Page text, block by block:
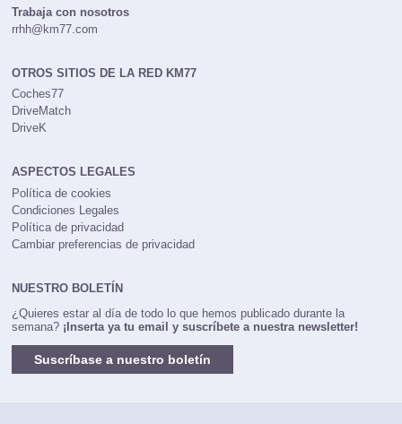
Trabaja con nosotros
rrhh@km77.com
OTROS SITIOS DE LA RED KM77
Coches77
DriveMatch
DriveK
ASPECTOS LEGALES
Política de cookies
Condiciones Legales
Política de privacidad
Cambiar preferencias de privacidad
NUESTRO BOLETÍN
¿Quieres estar al día de todo lo que hemos publicado durante la
semana? ¡Inserta ya tu email y suscríbete a nuestra newsletter!
Suscríbase a nuestro boletín